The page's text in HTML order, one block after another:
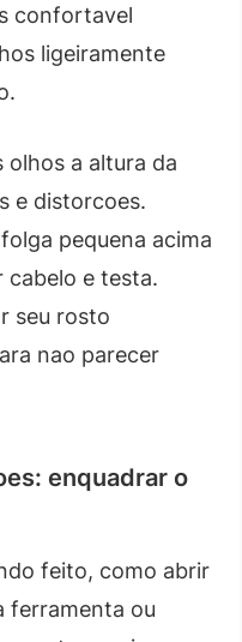
confortavel
ligeiramente
olhos a altura da
e distorcoes.
pequena acima
cabelo e testa.
seu rosto
nao parecer
enquadrar o
feito, como abrir
ferramenta ou